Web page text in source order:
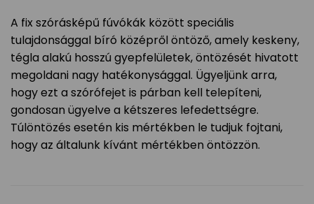
A fix szórásképű fúvókák között speciális
tulajdonsággal bíró középről öntöző, amely keskeny,
tégla alakú hosszú gyepfelületek, öntözését hivatott
megoldani nagy hatékonysággal. Ügyeljünk arra,
hogy ezt a szórófejet is párban kell telepíteni,
gondosan ügyelve a kétszeres lefedettségre.
Túlöntözés esetén kis mértékben le tudjuk fojtani,
hogy az általunk kívánt mértékben öntözzön.